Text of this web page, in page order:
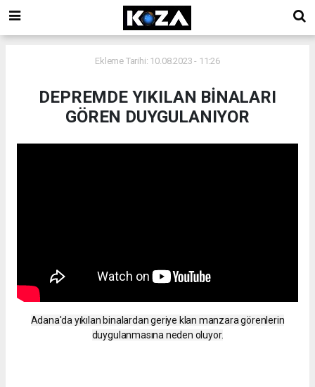
Ekleme Tarihi: 10.08.2023 - 11:26
DEPREMDE YIKILAN BİNALARI
GÖREN DUYGULANIYOR
Adana'da yıkılan binalardan geriye klan manzara görenlerin
duygulanmasına neden oluyor.